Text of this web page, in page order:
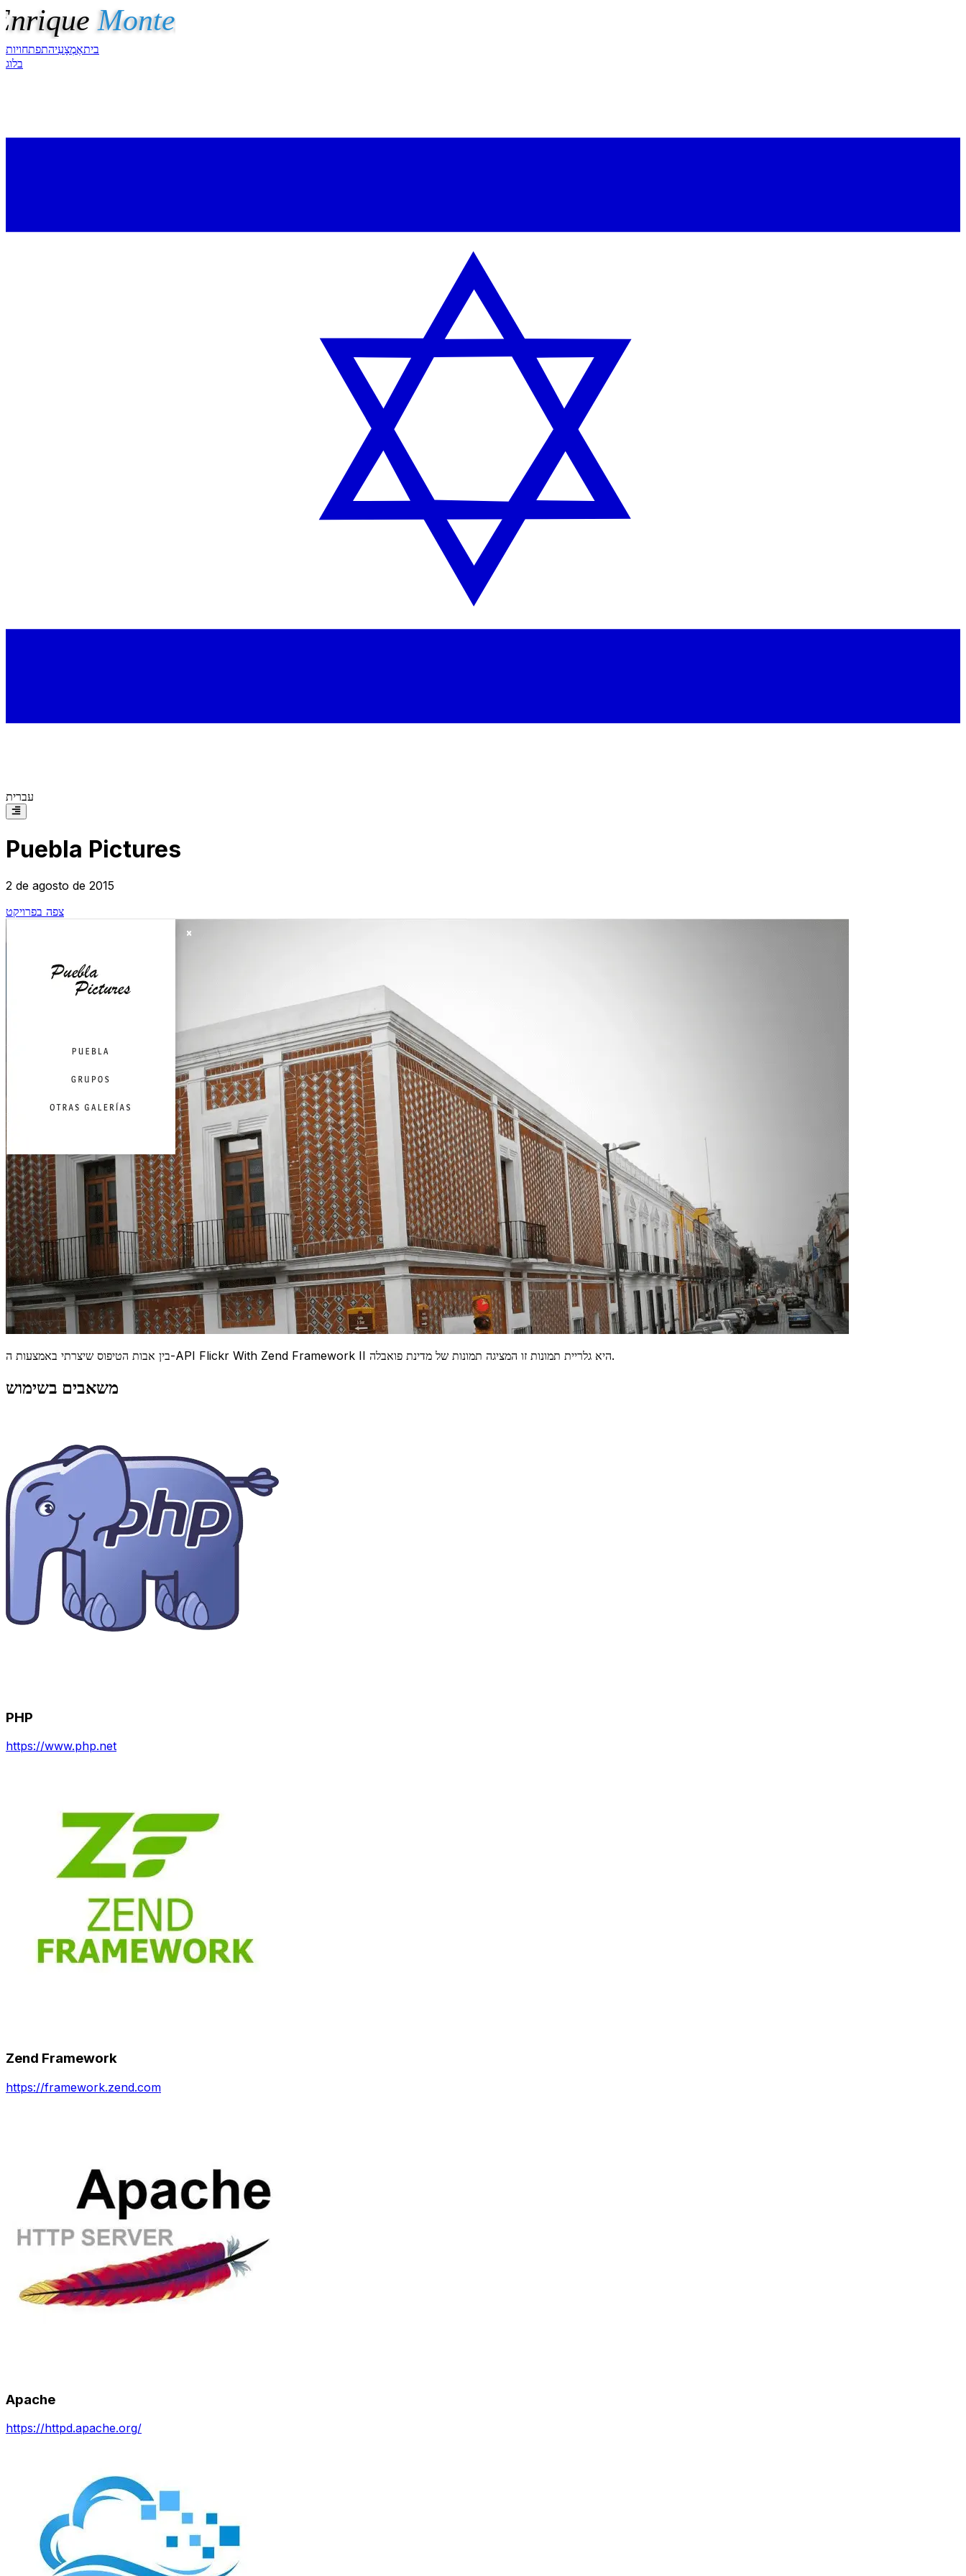
ביתאֶמְצָעִיהתפתחויות
בלוג
עברית
Puebla Pictures
2 de agosto de 2015
צפה בפרויקט
בין אבות הטיפוס שיצרתי באמצעות ה-API Flickr With Zend Framework II היא גלריית תמונות זו המציגה תמונות של מדינת פואבלה.
משאבים בשימוש
PHP
https://www.php.net
Zend Framework
https://framework.zend.com
Apache
https://httpd.apache.org/